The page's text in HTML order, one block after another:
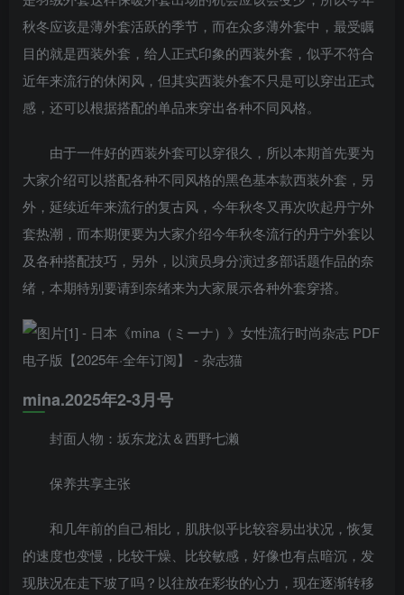
秋冬应该是薄外套活跃的季节，而在众多薄外套中，最受瞩
目的就是西装外套，给人正式印象的西装外套，似乎不符合
近年来流行的休闲风，但其实西装外套不只是可以穿出正式
感，还可以根据搭配的单品来穿出各种不同风格。
由于一件好的西装外套可以穿很久，所以本期首先要为
大家介绍可以搭配各种不同风格的黑色基本款西装外套，另
外，延续近年来流行的复古风，今年秋冬又再次吹起丹宁外
套热潮，而本期便要为大家介绍今年秋冬流行的丹宁外套以
及各种搭配技巧，另外，以演员身分演过多部话题作品的奈
绪，本期特别要请到奈绪来为大家展示各种外套穿搭。
mina.2025年2-3月号
封面人物：坂东龙汰＆西野七濑
保养共享主张
和几年前的自己相比，肌肤似乎比较容易出状况，恢复
的速度也变慢，比较干燥、比较敏感，好像也有点暗沉，发
现肤况在走下坡了吗？以往放在彩妆的心力，现在逐渐转移